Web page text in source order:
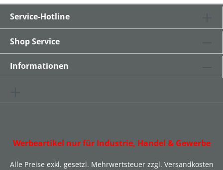
Service-Hotline
Shop Service
Informationen
Werbeartikel nur für Industrie, Handel & Gewerbe
Alle Preise exkl. gesetzl. Mehrwertsteuer zzgl. Versandkosten